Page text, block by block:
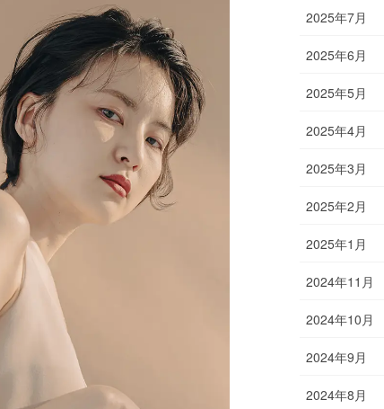
2025年7月
2025年6月
2025年5月
2025年4月
2025年3月
2025年2月
2025年1月
2024年11月
2024年10月
2024年9月
2024年8月